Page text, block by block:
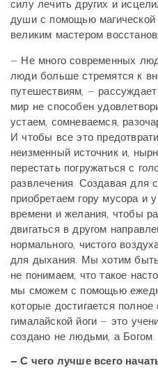
силу лечить других и
души с помощью
великим мастером
– Не много современных
люди больше стремятся к
путешествиям, –
мир не способен
устаем, сомневаемся,
И чтобы все это
неизменный источник и,
перестать погружаться с
развлечения. Создавая для
приобретаем гору мусора и
времени и желания, чтобы
двигаться в другом
нормального, чистого
для дыхания. Мы хотим
не понимаем, что такое
мы сможем с помощью
которые достигается
гималайской йоги – это
создано не людьми, а Богом.
– С чего лучше всего